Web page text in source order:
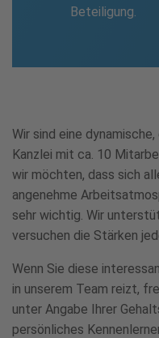
Beteiligung.
Wir sind eine
Kanzlei mit ca. 10
wir möchten, dass sich
angenehme
sehr wichtig. Wir
versuchen die Stärken
Wenn Sie diese
in unserem Team reizt,
unter Angabe Ihrer
persönliches